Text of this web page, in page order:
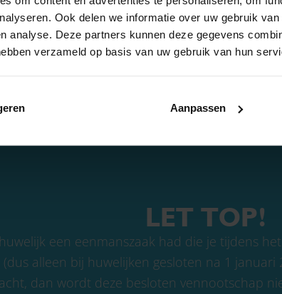
Ook delen we informatie over uw gebruik
analyse. Deze partners kunnen deze gegevens
verzameld op basis van uw gebruik van hun
Aanpassen
het totale vermogen toch verrekend dient te worden.
van de huwelijkse voorwaarden worden
Ook is het vaak lastig om achteraf nog vast te
LET TOP!
een eenmanszaak had die je tijdens
alleen bij huwelijken gesloten na 1
dan wordt deze besloten vennootschap